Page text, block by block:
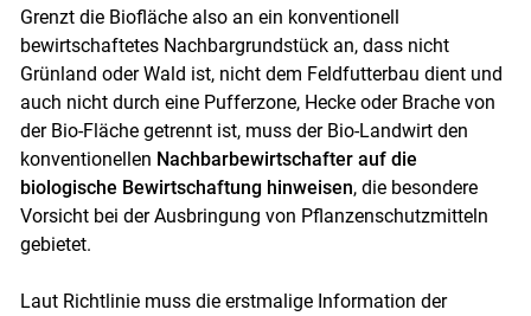
Grenzt die Biofläche also an ein konventionell
bewirtschaftetes Nachbargrundstück an, dass nicht
Grünland oder Wald ist, nicht dem Feldfutterbau dient und
auch nicht durch eine Pufferzone, Hecke oder Brache von
der Bio-Fläche getrennt ist, muss der Bio-Landwirt den
konventionellen Nachbarbewirtschafter auf die
biologische Bewirtschaftung hinweisen, die besondere
Vorsicht bei der Ausbringung von Pflanzenschutzmitteln
gebietet.
Laut Richtlinie muss die erstmalige Information der